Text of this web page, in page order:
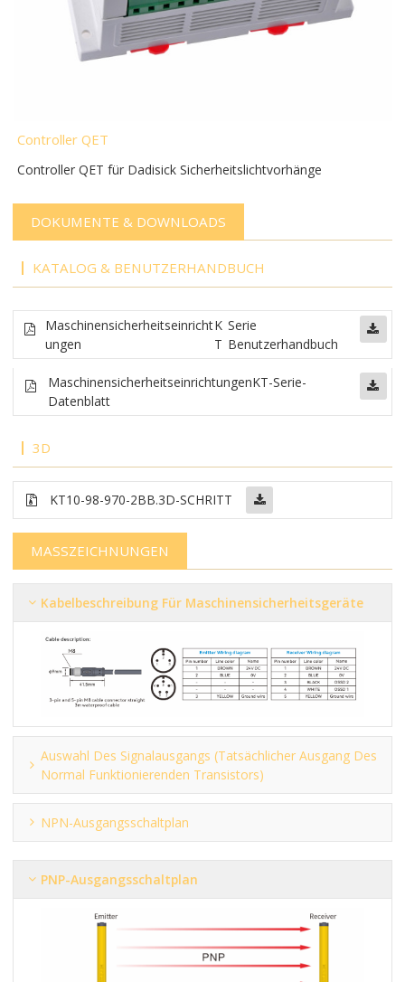
Controller QET
Controller QET für Dadisick Sicherheitslichtvorhänge
DOKUMENTE & DOWNLOADS
KATALOG & BENUTZERHANDBUCH
Maschinensicherheitseinricht
ungen
K
T
Serie
Benutzerhandbuch
MaschinensicherheitseinrichtungenKT-Serie-
Datenblatt
3D
KT10-98-970-2BB.3D-SCHRITT
MASSZEICHNUNGEN
Kabelbeschreibung Für Maschinensicherheitsgeräte
Auswahl Des Signalausgangs (tatsächlicher Ausgang Des
Normal Funktionierenden Transistors)
NPN-Ausgangsschaltplan
PNP-Ausgangsschaltplan